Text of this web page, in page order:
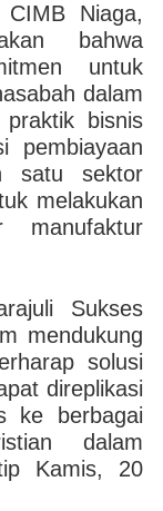
CIMB Niaga,
bahwa
untuk
dalam
bisnis
pembiayaan
satu sektor
melakukan
manufaktur
Sukses
mendukung
solusi
direplikasi
ke berbagai
dalam
Kamis, 20